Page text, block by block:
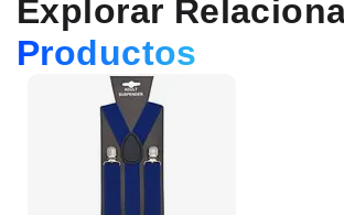
Explorar
Productos